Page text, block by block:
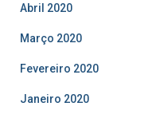
Abril 2020
Março 2020
Fevereiro 2020
Janeiro 2020